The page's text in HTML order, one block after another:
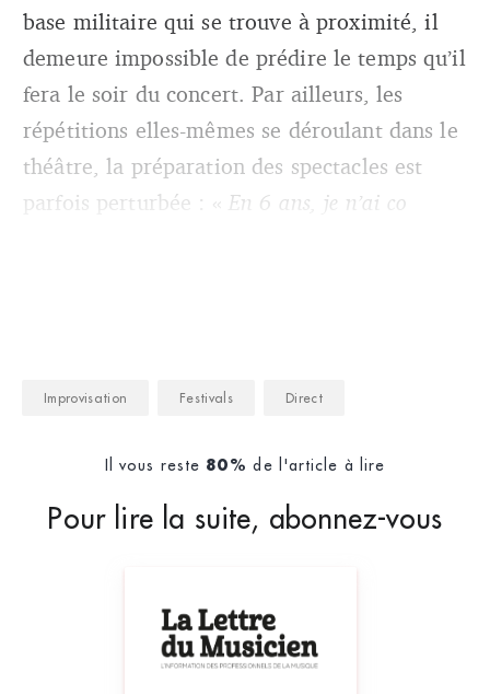
base militaire qui se trouve à proximité, il
demeure impossible de prédire le temps qu’il
fera le soir du concert. Par ailleurs, les
répétitions elles-mêmes se déroulant dans le
théâtre, la préparation des spectacles est
parfois perturbée : « En 6 ans, je n’ai co
Improvisation Festivals Direct
Il vous reste 80% de l'article à lire
Pour lire la suite, abonnez-vous